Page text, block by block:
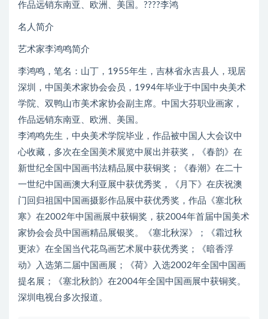
作品远销东南亚、欧洲、美国。????李鸿
名人简介
艺术家李鸿鸣简介
李鸿鸣，笔名：山丁，1955年生，吉林省永吉县人，现居
深圳，中国美术家协会会员，1994年毕业于中国中央美术
学院、双鸭山市美术家协会副主席。中国大芬职业画家，
作品远销东南亚、欧洲、美国。
李鸿鸣先生，中央美术学院毕业，作品被中国人大会议中
心收藏，多次在全国美术展览中展出并获奖，《春韵》在
新世纪全国中国画书法精品展中获铜奖；《春潮》在二十
一世纪中国画澳大利亚展中获优秀奖，《月下》在庆祝澳
门回归祖国中国画摄影作品展中获优秀奖，作品《塞北秋
寒》在2002年中国画展中获铜奖，获2004年首届中国美术
家协会会员中国画精品展银奖。《塞北秋深》；《霜过秋
更浓》在全国当代花鸟画艺术展中获优秀奖；《暗香浮
动》入选第二届中国画展；《荷》入选2002年全国中国画
提名展；《塞北秋韵》在2004年全国中国画展中获铜奖。
深圳电视台多次报道。